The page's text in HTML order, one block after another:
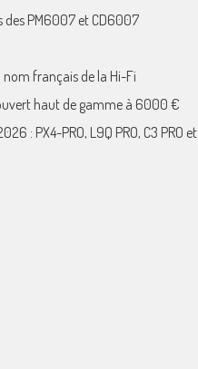
des PM6007 et CD6007
nom français de la Hi-Fi
haut de gamme à 6000 €
: PX4-PRO, L9Q PRO, C3 PRO